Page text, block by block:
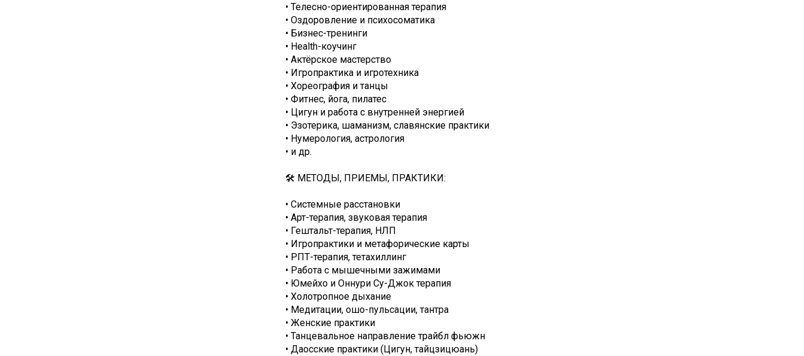
• Телесно-ориентированная терапия
• Оздоровление и психосоматика
• Бизнес-тренинги
• Health-коучинг
• Актёрское мастерство
• Игропрактика и игротехника
• Хореография и танцы
• Фитнес, йога, пилатес
• Цигун и работа с внутренней энергией
• Эзотерика, шаманизм, славянские практики
• Нумерология, астрология
• и др.
🛠️ МЕТОДЫ, ПРИЕМЫ, ПРАКТИКИ:
• Системные расстановки
• Арт-терапия, звуковая терапия
• Гештальт-терапия, НЛП
• Игропрактики и метафорические карты
• РПТ-терапия, тетахиллинг
• Работа с мышечными зажимами
• Юмейхо и Оннури Су-Джок терапия
• Холотропное дыхание
• Медитации, ошо-пульсации, тантра
• Женские практики
• Танцевальное направление трайбл фьюжн
• Даосские практики (Цигун, тайцзицюань)